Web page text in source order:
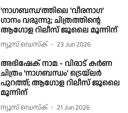
'നാഗബന്ധ'ത്തിലെ 'വീരനാഗ'
ഗാനം വരുന്നു; ചിത്രത്തിന്റെ
ആഗോള റിലീസ് ജൂലൈ മൂന്നിന്
ന്യൂസ് ഡെസ്ക് 23 Jun 2026
അഭിഷേക് നാമ - വിരാട് കർണ
ചിത്രം 'നാഗബന്ധം' ട്രെയ്‌ലർ
പുറത്ത്; ആഗോള റിലീസ് ജൂലൈ
മൂന്നിന്
ന്യൂസ് ഡെസ്ക് 21 Jun 2026